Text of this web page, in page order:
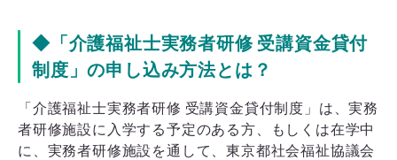
◆「介護福祉士実務者研修 受講資金貸付
制度」の申し込み方法とは？
「介護福祉士実務者研修 受講資金貸付制度」は、実務
者研修施設に入学する予定のある方、もしくは在学中
に、実務者研修施設を通して、東京都社会福祉協議会